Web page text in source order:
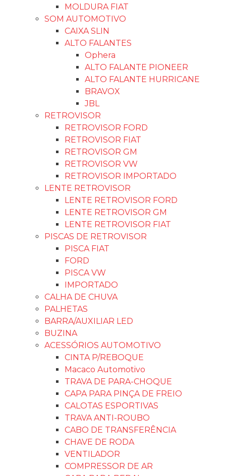
MOLDURA FIAT
SOM AUTOMOTIVO
CAIXA SLIN
ALTO FALANTES
Ophera
ALTO FALANTE PIONEER
ALTO FALANTE HURRICANE
BRAVOX
JBL
RETROVISOR
RETROVISOR FORD
RETROVISOR FIAT
RETROVISOR GM
RETROVISOR VW
RETROVISOR IMPORTADO
LENTE RETROVISOR
LENTE RETROVISOR FORD
LENTE RETROVISOR GM
LENTE RETROVISOR FIAT
PISCAS DE RETROVISOR
PISCA FIAT
FORD
PISCA VW
IMPORTADO
CALHA DE CHUVA
PALHETAS
BARRA/AUXILIAR LED
BUZINA
ACESSÓRIOS AUTOMOTIVO
CINTA P/REBOQUE
Macaco Automotivo
TRAVA DE PARA-CHOQUE
CAPA PARA PINÇA DE FREIO
CALOTAS ESPORTIVAS
TRAVA ANTI-ROUBO
CABO DE TRANSFERÊNCIA
CHAVE DE RODA
VENTILADOR
COMPRESSOR DE AR